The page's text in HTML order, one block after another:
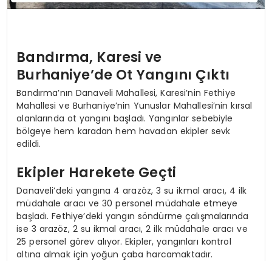
Bandırma, Karesi ve
Burhaniye’de Ot Yangını Çıktı
Bandırma’nın Danaveli Mahallesi, Karesi’nin Fethiye
Mahallesi ve Burhaniye’nin Yunuslar Mahallesi’nin kırsal
alanlarında ot yangını başladı. Yangınlar sebebiyle
bölgeye hem karadan hem havadan ekipler sevk
edildi.
Ekipler Harekete Geçti
Danaveli’deki yangına 4 arazöz, 3 su ikmal aracı, 4 ilk
müdahale aracı ve 30 personel müdahale etmeye
başladı. Fethiye’deki yangın söndürme çalışmalarında
ise 3 arazöz, 2 su ikmal aracı, 2 ilk müdahale aracı ve
25 personel görev alıyor. Ekipler, yangınları kontrol
altına almak için yoğun çaba harcamaktadır.